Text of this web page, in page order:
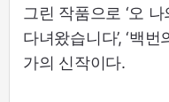
그린 작품으로 ‘오 나
다녀왔습니다’, ‘백
가의 신작이다.